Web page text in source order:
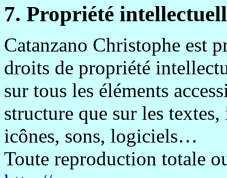
7. Propriété
Catanzano Christophe est
droits de propriété
sur tous les éléments
structure que sur les
icônes, sons, logiciels…
Toute reproduction totale